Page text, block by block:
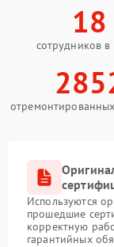
Неисправность
защиты от
Неисправность
защиты от
Поломка
от замыкания
18
сотрудников в
Используются
прошедшие
корректную
гарантийных